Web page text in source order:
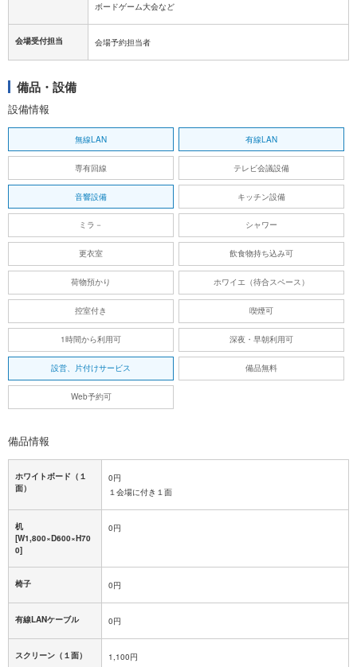
ボードゲーム大会など
会場受付担当 会場予約担当者
備品・設備
設備情報
無線LAN 有線LAN
専有回線 テレビ会議設備
音響設備 キッチン設備
ミラ－ シャワー
更衣室 飲食物持ち込み可
荷物預かり ホワイエ（待合スペース）
控室付き 喫煙可
1時間から利用可 深夜・早朝利用可
設営、片付けサービス 備品無料
Web予約可
備品情報
ホワイトボード（１
面）
0円
１会場に付き１面
机
[W1,800×D600×H70
0]
0円
椅子 0円
有線LANケーブル 0円
スクリーン（１面） 1,100円